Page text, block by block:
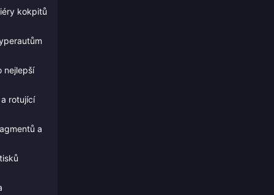
kokpitů
nejlepší
rotující
a